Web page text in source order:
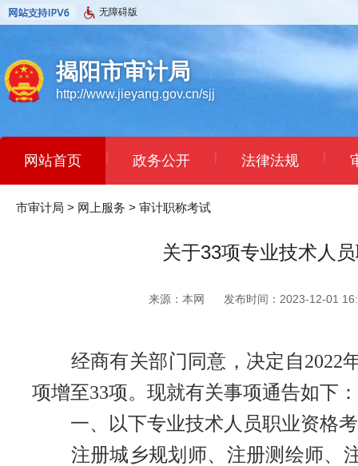
无障碍版
揭阳市审计局
http://www.jieyang.gov.cn/sjj
网站首页 | 政务公开 | 法律法规 |
市审计局 > 网上服务 > 审计职称考试
关于33项专业技术人
来源：本网 发布时间：2023-12-01
经商有关部门同意，决定自2022年
项增至33项。现就有关事项通告如下：
一、以下专业技术人员职业资格考
注册城乡规划师、注册测绘师、注